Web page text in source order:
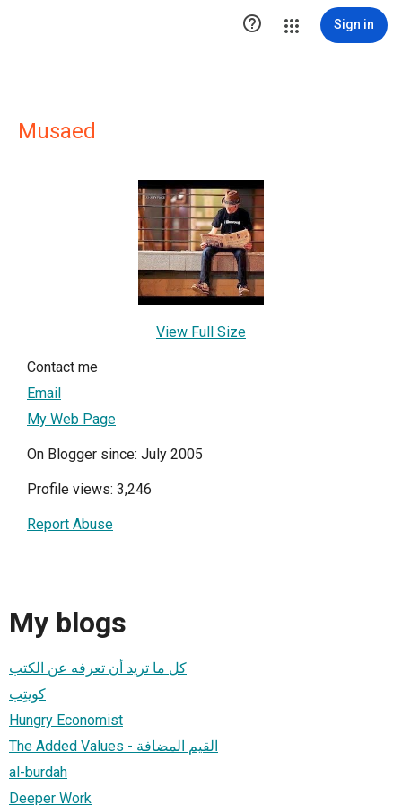
 Sign in
Musaed
View Full Size
Contact me
Email
My Web Page
On Blogger since: July 2005
Profile views: 3,246
Report Abuse
My blogs
كل ما تريد أن تعرفه عن الكتب
كويتِب
Hungry Economist
The Added Values - القيم المضافة
al-burdah
Deeper Work